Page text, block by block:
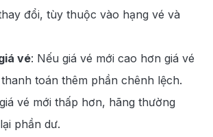
đổi, tùy thuộc vào hạng vé và
vé: Nếu giá vé mới cao hơn giá vé
toán thêm phần chênh lệch.
vé mới thấp hơn, hãng thường
phần dư.